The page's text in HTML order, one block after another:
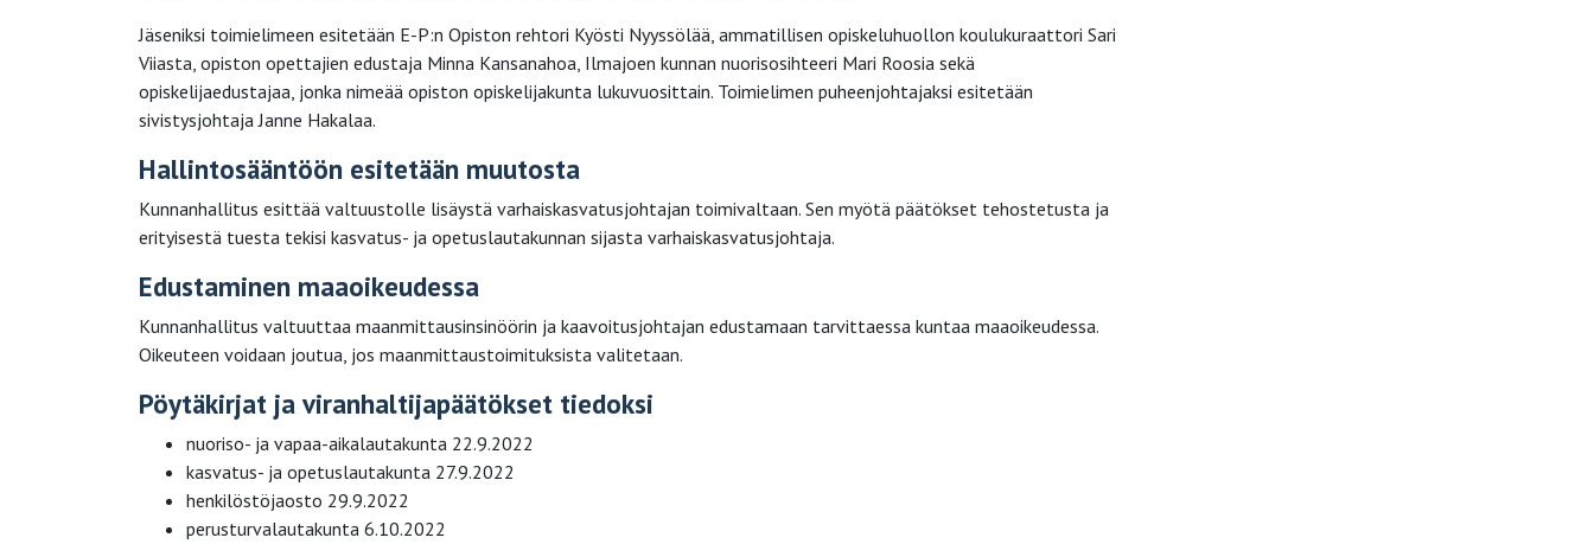
Jäseniksi toimielimeen esitetään E-P:n Opiston rehtori Kyösti Nyyssölää, ammatillisen opiskeluhuollon koulukuraattori Sari
Viiasta, opiston opettajien edustaja Minna Kansanahoa, Ilmajoen kunnan nuorisosihteeri Mari Roosia sekä
opiskelijaedustajaa, jonka nimeää opiston opiskelijakunta lukuvuosittain. Toimielimen puheenjohtajaksi esitetään
sivistysjohtaja Janne Hakalaa.
Hallintosääntöön esitetään muutosta
Kunnanhallitus esittää valtuustolle lisäystä varhaiskasvatusjohtajan toimivaltaan. Sen myötä päätökset tehostetusta ja
erityisestä tuesta tekisi kasvatus- ja opetuslautakunnan sijasta varhaiskasvatusjohtaja.
Edustaminen maaoikeudessa
Kunnanhallitus valtuuttaa maanmittausinsinöörin ja kaavoitusjohtajan edustamaan tarvittaessa kuntaa maaoikeudessa.
Oikeuteen voidaan joutua, jos maanmittaustoimituksista valitetaan.
Pöytäkirjat ja viranhaltijapäätökset tiedoksi
nuoriso- ja vapaa-aikalautakunta 22.9.2022
kasvatus- ja opetuslautakunta 27.9.2022
henkilöstöjaosto 29.9.2022
perusturvalautakunta 6.10.2022